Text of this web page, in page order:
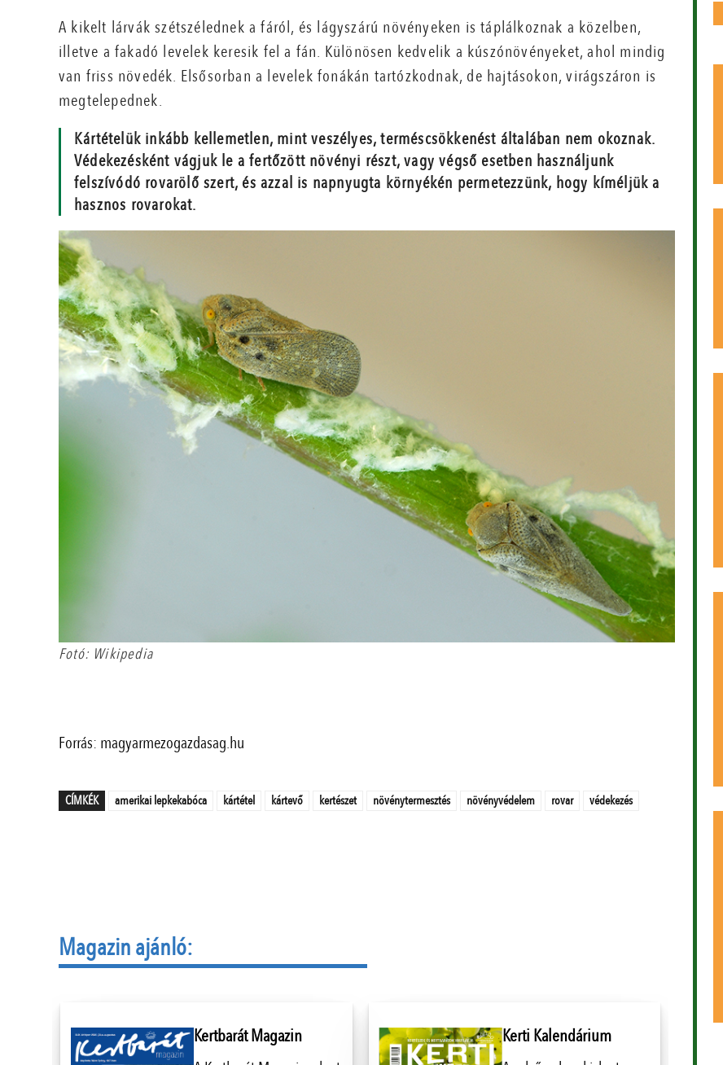
A kikelt lárvák szétszélednek a fáról, és lágyszárú növényeken is táplálkoznak a közelben,
illetve a fakadó levelek keresik fel a fán. Különösen kedvelik a kúszónövényeket, ahol mindig
van friss növedék. Elsősorban a levelek fonákán tartózkodnak, de hajtásokon, virágszáron is
megtelepednek.
Kártételük inkább kellemetlen, mint veszélyes, terméscsökkenést általában nem okoznak.
Védekezésként vágjuk le a fertőzött növényi részt, vagy végső esetben használjunk
felszívódó rovarölő szert, és azzal is napnyugta környékén permetezzünk, hogy kíméljük a
hasznos rovarokat.
Fotó: Wikipedia
Forrás: magyarmezogazdasag.hu
CÍMKÉK amerikai lepkekabóca kártétel kártevő kertészet növénytermesztés növényvédelem rovar védekezés
Magazin ajánló:
Kertbarát Magazin Kerti Kalendárium